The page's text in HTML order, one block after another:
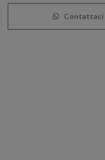
Contattaci